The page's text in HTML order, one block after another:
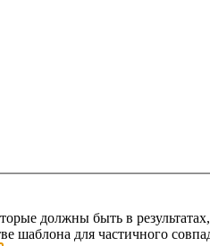
должны быть в
шаблона для частичного